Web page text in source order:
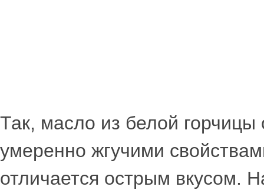
Так, масло из белой
умеренно жгучими
отличается острым вкусом.